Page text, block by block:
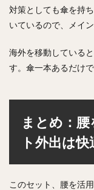
対策としても傘を持
いているので、メイ
海外を移動している
す。傘一本あるだけ
まとめ：
ト外出は
このセット、腰を活